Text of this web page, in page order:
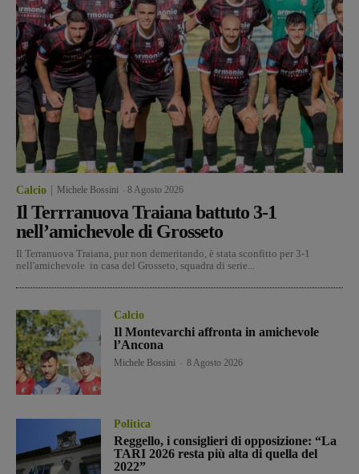
Calcio Michele Bossini 8 Agosto 2026
Il Terrranuova Traiana battuto 3-1
nell’amichevole di Grosseto
Il Terranuova Traiana, pur non demeritando, è stata sconfitto per 3-1
nell'amichevole in casa del Grosseto, squadra di serie...
Calcio
Il Montevarchi affronta in amichevole
l’Ancona
Michele Bossini 8 Agosto 2026
Politica
Reggello, i consiglieri di opposizione: “La
TARI 2026 resta più alta di quella del
2022”